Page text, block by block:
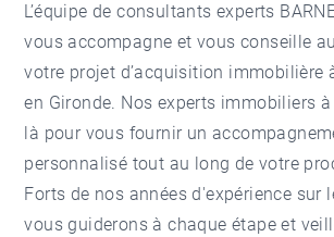
L’équipe de consultants experts
vous accompagne et vous conseille
votre projet d’acquisition immobilière
en Gironde. Nos experts immobiliers
là pour vous fournir un
personnalisé tout au long de votre
Forts de nos années d'expérience sur
vous guiderons à chaque étape et